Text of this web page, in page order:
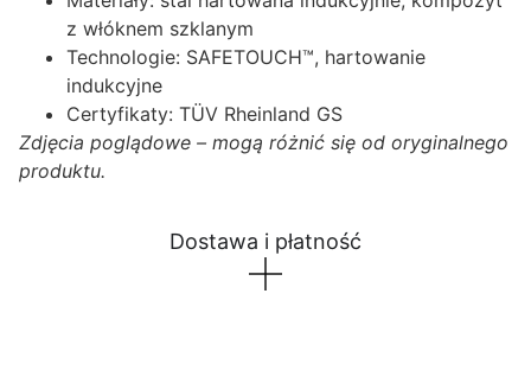
z włóknem szklanym
Technologie: SAFETOUCH™, hartowanie
indukcyjne
Certyfikaty: TÜV Rheinland GS
Zdjęcia poglądowe – mogą różnić się od oryginalnego
produktu.
Dostawa i płatność